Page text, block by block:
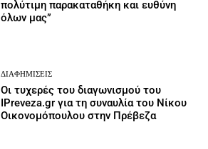
πολύτιμη παρακαταθήκη και ευθύνη
όλων μας”
ΔΙΑΦΗΜΊΣΕΙΣ
Οι τυχερές του διαγωνισμού του
IPreveza.gr για τη συναυλία του Νίκου
Οικονομόπουλου στην Πρέβεζα